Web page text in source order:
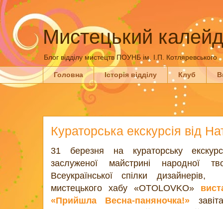
Мистецький
Блог відділу мистецтв ПОУНБ ім. І.П. Котляревського
Головна Історія відділу Клуб
Кураторська екскурсія від
31 березня на кураторську
заслуженої майстрині народної
Всеукраїнської спілки дизайнерів,
мистецького хабу «OTOLOVKO»
«Прийшла Весна-паняночка!»